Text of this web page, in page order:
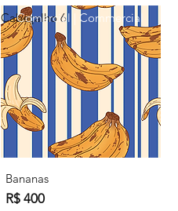
Cabeçalho 6
Comercial | Commercial
Bananas
R$ 400